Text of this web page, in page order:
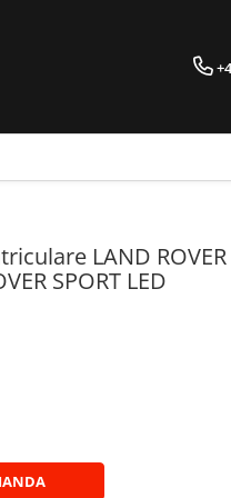
LAND ROVER
SPORT LED